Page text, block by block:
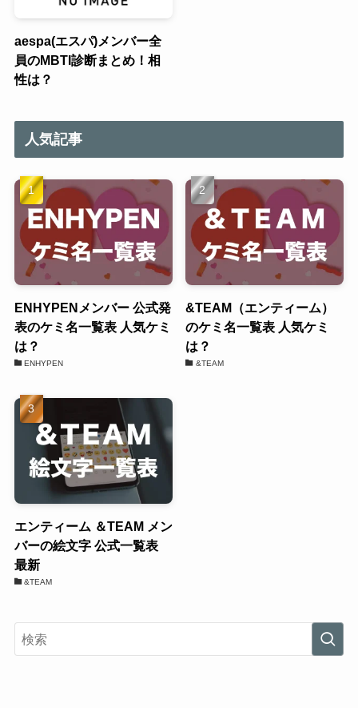
aespa(エスパ)メンバー全
員のMBTI診断まとめ！相
性は？
人気記事
ENHYPENメンバー 公式発
表のケミ名一覧表 人気ケミ
は？
ENHYPEN
&TEAM（エンティーム）
のケミ名一覧表 人気ケミ
は？
&TEAM
エンティーム ＆TEAM メン
バーの絵文字 公式一覧表
最新
&TEAM